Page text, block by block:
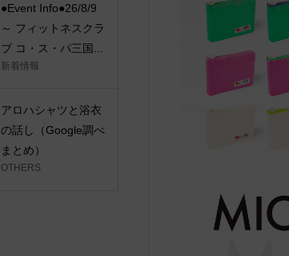
●Event Info●26/8/9
～ フィットネスクラ
ブ コ・ス・パ三国...
新着情報
アロハシャツと浴衣
の話し（Google調べ
まとめ）
OTHERS